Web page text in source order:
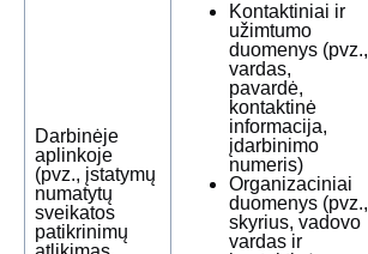
Darbinėje
aplinkoje
(pvz., įstatymų
numatytų
sveikatos
patikrinimų
Kontaktiniai ir
užimtumo
duomenys (pvz.,
vardas,
pavardė,
kontaktinė
informacija,
įdarbinimo
numeris)
Organizaciniai
duomenys (pvz.,
skyrius, vadovo
vardas ir